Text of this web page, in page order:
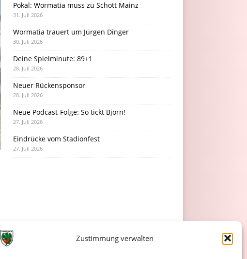
Zustimmung verwalten
Pokal: Wormatia muss zu Schott Mainz
31. Juli 2026
Wormatia trauert um Jürgen Dinger
30. Juli 2026
Deine Spielminute: 89+1
28. Juli 2026
Neuer Rückensponsor
28. Juli 2026
Neue Podcast-Folge: So tickt Björn!
27. Juli 2026
Eindrücke vom Stadionfest
27. Juli 2026